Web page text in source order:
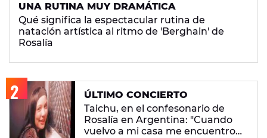
UNA RUTINA MUY DRAMÁTICA
Qué significa la espectacular rutina de
natación artística al ritmo de 'Berghain' de
Rosalía
ÚLTIMO CONCIERTO
Taichu, en el confesonario de
Rosalía en Argentina: "Cuando
vuelvo a mi casa me encuentro